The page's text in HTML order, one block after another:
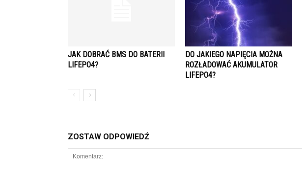
JAK DOBRAĆ BMS DO BATERII
LIFEPO4?
DO JAKIEGO NAPIĘCIA MOŻNA
ROZŁADOWAĆ AKUMULATOR
LIFEPO4?
ZOSTAW ODPOWIEDŹ